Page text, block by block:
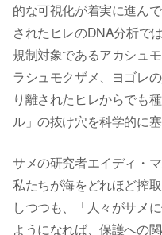
的な可視化が着実に進ん
されたヒレのDNA分析で
規制対象であるアカシュ
ラシュモクザメ、ヨゴレ
り離されたヒレからでも
ル」の抜け穴を科学的に塞
サメの研究者エイディ・
私たちが海をどれほど搾
しつつも、「人々がサメ
ようになれば、保護への